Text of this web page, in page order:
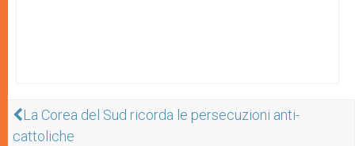
La Corea del Sud ricorda le persecuzioni anti-
cattoliche